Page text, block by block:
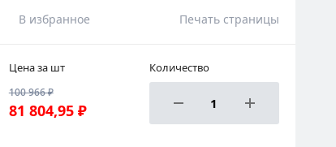
В избранное Печать страницы
Цена за шт
100 966 ₽
81 804,95 ₽
Количество